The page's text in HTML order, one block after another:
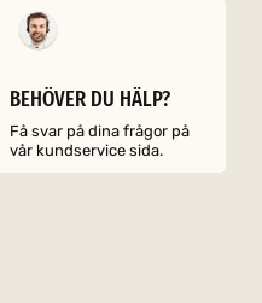
BEHÖVER DU HÄLP?
Få svar på dina frågor på
vår kundservice sida.